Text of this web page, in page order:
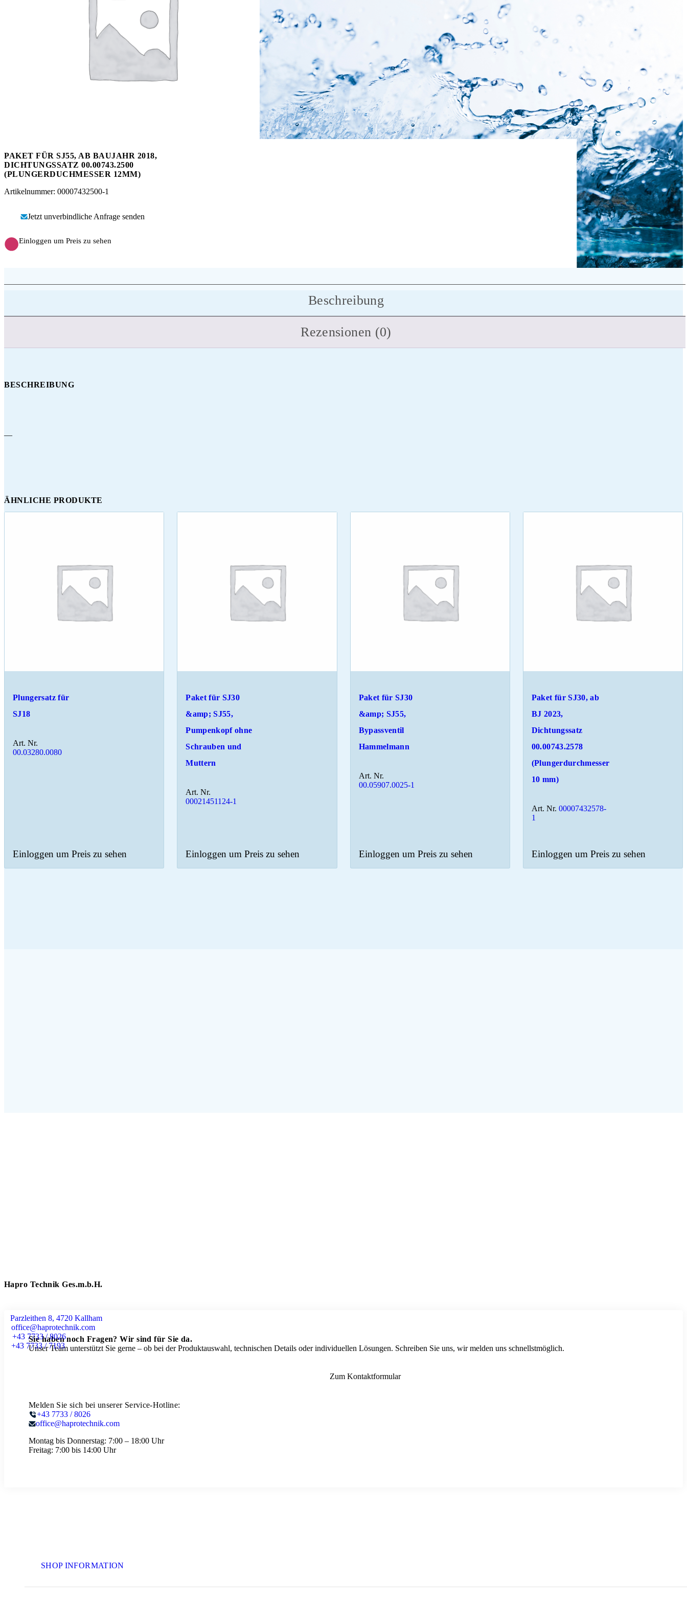
PAKET FÜR SJ55, AB BAUJAHR 2018,
DICHTUNGSSATZ 00.00743.2500
(PLUNGERDUCHMESSER 12MM)
Artikelnummer: 00007432500-1
Jetzt unverbindliche Anfrage senden
Einloggen um Preis zu sehen
Beschreibung
Rezensionen (0)
BESCHREIBUNG
—
ÄHNLICHE PRODUKTE
Plungersatz für
SJ18
Art. Nr.
00.03280.0080
Einloggen um Preis zu sehen
Paket für SJ30
&amp; SJ55,
Pumpenkopf ohne
Schrauben und
Muttern
Art. Nr.
00021451124-1
Einloggen um Preis zu sehen
Paket für SJ30
&amp; SJ55,
Bypassventil
Hammelmann
Art. Nr.
00.05907.0025-1
Einloggen um Preis zu sehen
Paket für SJ30, ab
BJ 2023,
Dichtungssatz
00.00743.2578
(Plungerdurchmesser
10 mm)
Art. Nr. 00007432578-
1
Einloggen um Preis zu sehen
Hapro Technik Ges.m.b.H.
Parzleithen 8, 4720 Kallham
office@haprotechnik.com
+43 7733 / 8026
+43 7733 / 7193
Sie haben noch Fragen? Wir sind für Sie da.
Unser Team unterstützt Sie gerne – ob bei der Produktauswahl, technischen Details oder individuellen Lösungen. Schreiben Sie uns, wir melden uns schnellstmöglich.
Zum Kontaktformular
Melden Sie sich bei unserer Service-Hotline:
+43 7733 / 8026
office@haprotechnik.com
Montag bis Donnerstag: 7:00 – 18:00 Uhr
Freitag: 7:00 bis 14:00 Uhr
SHOP INFORMATION